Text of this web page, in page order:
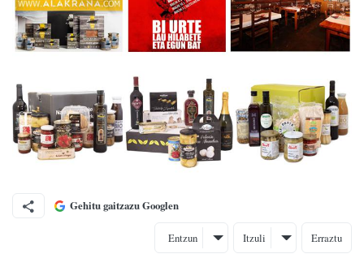
Gehitu gaitzazu Googlen
Entzun Itzuli Erraztu